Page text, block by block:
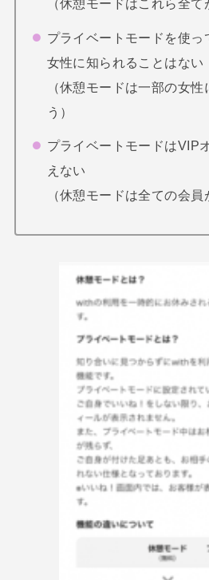
（休憩モードはこれら全て
プライベートモードを使
女性に知られることはない
（休憩モードは一部の女性
う）
プライベートモードはVIP
えない
（休憩モードは全ての会員